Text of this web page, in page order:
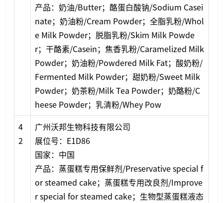
产品：奶油/Butter；酪蛋白酸钠/Sodium Casei
nate；奶油粉/Cream Powder；全脂乳粉/Whol
e Milk Powder；脱脂乳粉/Skim Milk Powde
r；干酪素/Casein；焦香乳粉/Caramelized Milk
Powder；奶油粉/Powdered Milk Fat；酸奶粉/
Fermented Milk Powder；甜奶粉/Sweet Milk
Powder；奶茶粉/Milk Tea Powder；奶酪粉/C
heese Powder；乳清粉/Whey Pow
4
2
广州沃邦生物科技有限公司
展位号：E1D86
国家：中国
产品：蒸蛋糕专用保鲜剂/Preservative special f
or steamed cake；蒸蛋糕专用改良剂/Improve
r special for steamed cake；生物型蒸蛋糕液态